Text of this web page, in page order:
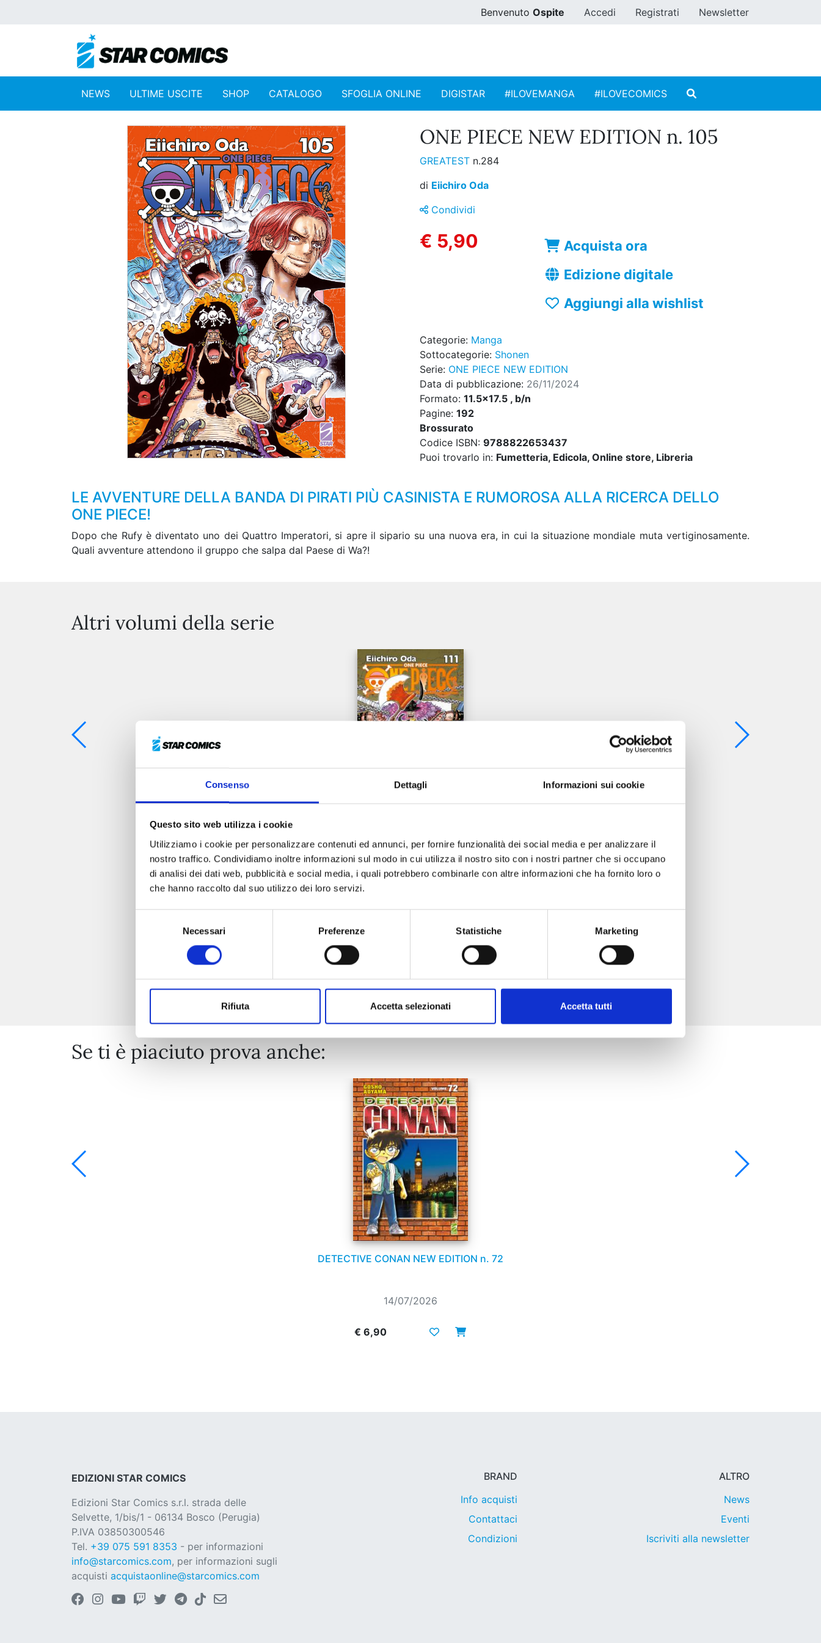
Consenso Dettagli Informazioni sui cookie
Questo sito web utilizza i cookie
Utilizziamo i cookie per personalizzare contenuti ed annunci, per fornire funzionalità dei social media e per analizzare il
nostro traffico. Condividiamo inoltre informazioni sul modo in cui utilizza il nostro sito con i nostri partner che si occupano
di analisi dei dati web, pubblicità e social media, i quali potrebbero combinarle con altre informazioni che ha fornito loro o
che hanno raccolto dal suo utilizzo dei loro servizi.
Necessari Preferenze Statistiche Marketing
Rifiuta Accetta selezionati Accetta tutti
Benvenuto Ospite Accedi Registrati Newsletter
NEWS ULTIME USCITE SHOP CATALOGO SFOGLIA ONLINE DIGISTAR #ILOVEMANGA #ILOVECOMICS
ONE PIECE NEW EDITION n. 105
GREATEST n.284
di Eiichiro Oda
Condividi
€ 5,90
Acquista ora
Edizione digitale
Aggiungi alla wishlist
Categorie: Manga
Sottocategorie: Shonen
Serie: ONE PIECE NEW EDITION
Data di pubblicazione: 26/11/2024
Formato: 11.5x17.5 , b/n
Pagine: 192
Brossurato
Codice ISBN: 9788822653437
Puoi trovarlo in: Fumetteria, Edicola, Online store, Libreria
LE AVVENTURE DELLA BANDA DI PIRATI PIÙ CASINISTA E RUMOROSA ALLA RICERCA DELLO
ONE PIECE!
Dopo che Rufy è diventato uno dei Quattro Imperatori, si apre il sipario su una nuova era, in cui la situazione mondiale muta vertiginosamente.
Quali avventure attendono il gruppo che salpa dal Paese di Wa?!
Altri volumi della serie
25/08/2026
Se ti è piaciuto prova anche:
DETECTIVE CONAN NEW EDITION n. 72
14/07/2026
€ 6,90
EDIZIONI STAR COMICS
Edizioni Star Comics s.r.l. strada delle
Selvette, 1/bis/1 - 06134 Bosco (Perugia)
P.IVA 03850300546
Tel. +39 075 591 8353 - per informazioni
info@starcomics.com, per informazioni sugli
acquisti acquistaonline@starcomics.com
BRAND
Info acquisti
Contattaci
Condizioni
ALTRO
News
Eventi
Iscriviti alla newsletter